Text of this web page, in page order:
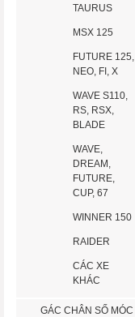
TAURUS
MSX 125
FUTURE 125,
NEO, FI, X
WAVE S110,
RS, RSX,
BLADE
WAVE,
DREAM,
FUTURE,
CUP, 67
WINNER 150
RAIDER
CÁC XE
KHÁC
GÁC CHÂN SỐ MÓC